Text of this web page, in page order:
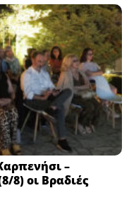
–
8) οι Βραδιές